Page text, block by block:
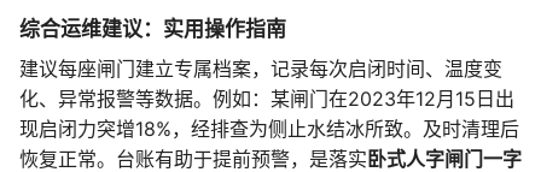
综合运维建议：实用操作指南
建议每座闸门建立专属档案，记录每次启闭时间、温度变
化、异常报警等数据。例如：某闸门在2023年12月15日出
现启闭力突增18%，经排查为侧止水结冰所致。及时清理后
恢复正常。台账有助于提前预警，是落实卧式人字闸门一字